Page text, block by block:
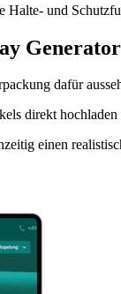
und
Generator
dafür
direkt
einen